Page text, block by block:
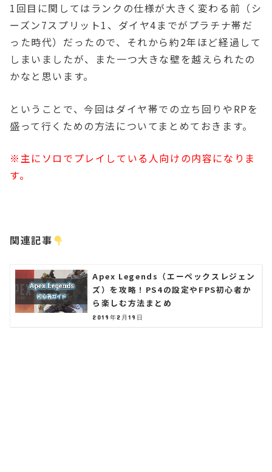
1回目に関してはランクの仕様が大きく変わる前（シ
ーズン7スプリット1、ダイヤ4までがプラチナ帯だ
った時代）だったので、それから約2年ほど経過して
しまいましたが、また一つ大きな壁を越えられたの
かなと思います。
ということで、今回はダイヤ帯での立ち回りやRPを
盛って行くための方法についてまとめておきます。
※主にソロでプレイしている人向けの内容になりま
す。
関連記事
Apex Legends（エーペックスレジェン
ズ）を攻略！PS4の設定やFPS初心者か
ら楽しむ方法まとめ
2019年2月19日